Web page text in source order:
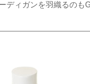
ディガンを羽織るのも